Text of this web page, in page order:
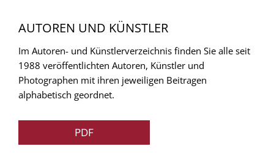
AUTOREN UND KÜNSTLER
Im Autoren- und Künstlerverzeichnis finden Sie alle seit
1988 veröffentlichten Autoren, Künstler und
Photographen mit ihren jeweiligen Beitragen
alphabetisch geordnet.
PDF